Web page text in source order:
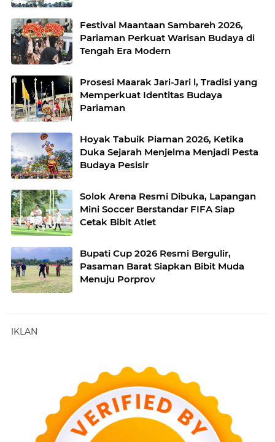
Festival Maantaan Sambareh 2026,
Pariaman Perkuat Warisan Budaya di
Tengah Era Modern
Prosesi Maarak Jari-Jari l, Tradisi yang
Memperkuat Identitas Budaya
Pariaman
Hoyak Tabuik Piaman 2026, Ketika
Duka Sejarah Menjelma Menjadi Pesta
Budaya Pesisir
Solok Arena Resmi Dibuka, Lapangan
Mini Soccer Berstandar FIFA Siap
Cetak Bibit Atlet
Bupati Cup 2026 Resmi Bergulir,
Pasaman Barat Siapkan Bibit Muda
Menuju Porprov
IKLAN